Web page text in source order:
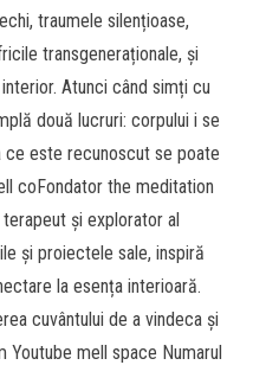
traumele silențioase,
transgeneraționale, și
Atunci când simți cu
două lucruri: corpului i se
este recunoscut se poate
coFondator the meditation
și explorator al
și proiectele sale, inspiră
la esența interioară.
cuvântului de a vindeca și
Youtube mell space Numarul